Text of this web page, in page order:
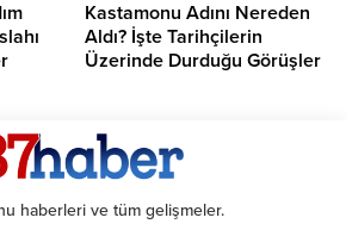
Kastamonu Adını Nereden
Aldı? İşte Tarihçilerin
Üzerinde Durduğu Görüşler
haberleri ve tüm gelişmeler.